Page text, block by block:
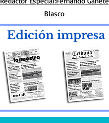
Blasco
Edición impresa